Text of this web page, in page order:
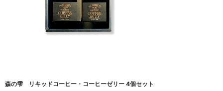
森の雫 リキッドコーヒー・コーヒーゼリー 4個セット